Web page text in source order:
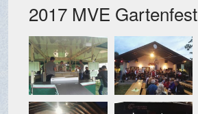
2017 MVE Gartenfest